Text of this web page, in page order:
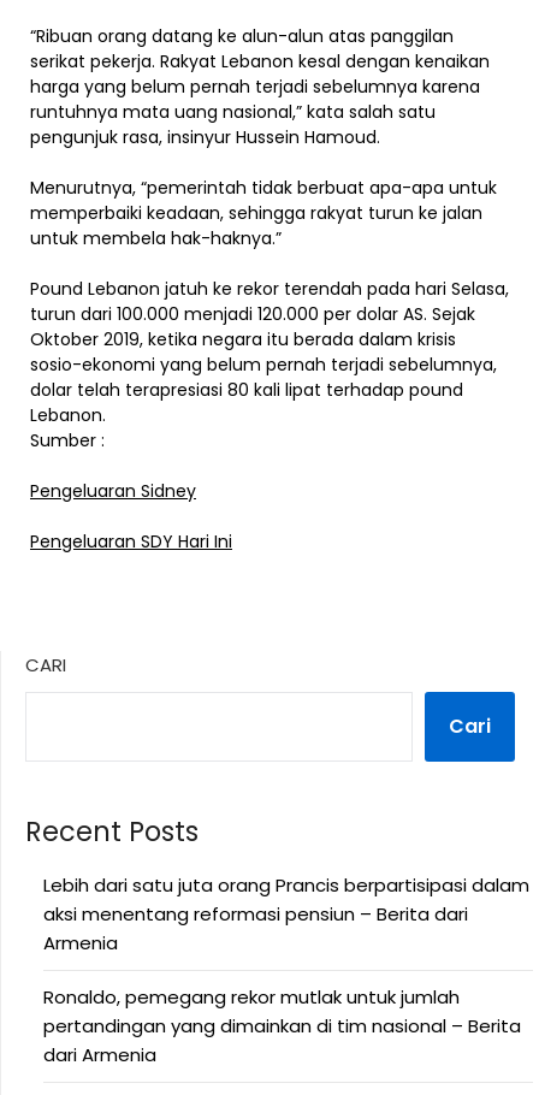
“Ribuan orang datang ke alun-alun atas panggilan
serikat pekerja. Rakyat Lebanon kesal dengan kenaikan
harga yang belum pernah terjadi sebelumnya karena
runtuhnya mata uang nasional,” kata salah satu
pengunjuk rasa, insinyur Hussein Hamoud.
Menurutnya, “pemerintah tidak berbuat apa-apa untuk
memperbaiki keadaan, sehingga rakyat turun ke jalan
untuk membela hak-haknya.”
Pound Lebanon jatuh ke rekor terendah pada hari Selasa,
turun dari 100.000 menjadi 120.000 per dolar AS. Sejak
Oktober 2019, ketika negara itu berada dalam krisis
sosio-ekonomi yang belum pernah terjadi sebelumnya,
dolar telah terapresiasi 80 kali lipat terhadap pound
Lebanon.
Sumber :
Pengeluaran Sidney
Pengeluaran SDY Hari Ini
CARI
Cari
Recent Posts
Lebih dari satu juta orang Prancis berpartisipasi dalam
aksi menentang reformasi pensiun – Berita dari
Armenia
Ronaldo, pemegang rekor mutlak untuk jumlah
pertandingan yang dimainkan di tim nasional – Berita
dari Armenia